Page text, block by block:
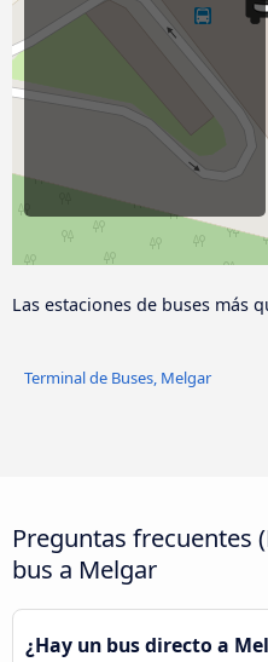
Las estaciones de buses más
Terminal de Buses, Melgar
Preguntas frecuentes
bus a Melgar
¿Hay un bus directo a